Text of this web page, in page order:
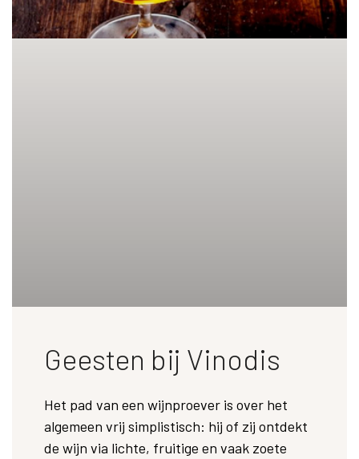
Geesten bij Vinodis
Het pad van een wijnproever is over het
algemeen vrij simplistisch: hij of zij ontdekt
de wijn via lichte, fruitige en vaak zoete